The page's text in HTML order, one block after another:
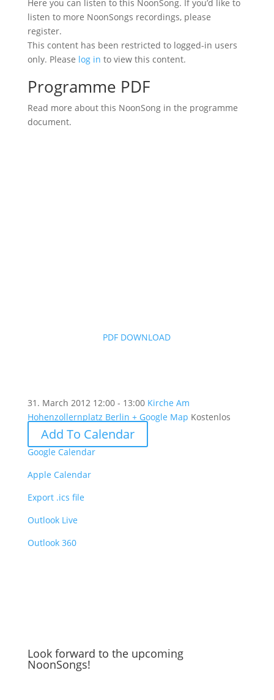
Here you can listen to this NoonSong. If you’d like to
listen to more NoonSongs recordings, please
register.
This content has been restricted to logged-in users
only. Please log in to view this content.
Programme PDF
Read more about this NoonSong in the programme
document.
PDF DOWNLOAD
31. March 2012 12:00 - 13:00 Kirche Am
Hohenzollernplatz Berlin + Google Map Kostenlos
Add To Calendar
Google Calendar
Apple Calendar
Export .ics file
Outlook Live
Outlook 360
Look forward to the upcoming
NoonSongs!